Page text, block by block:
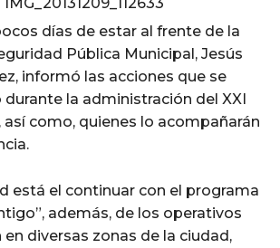
días de estar al frente de la
Pública Municipal, Jesús
informó las acciones que se
durante la administración del XXI
como, quienes lo acompañarán
está el continuar con el programa
además, de los operativos
en diversas zonas de la ciudad,